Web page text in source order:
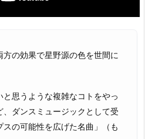
方の効果で星野源の色を世間に
と思うような複雑なコトをやっ
ダンスミュージックとして受
の可能性を広げた名曲」（も